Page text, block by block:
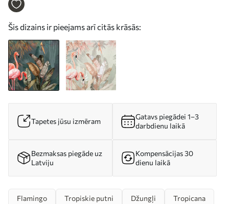
Šis dizains ir pieejams arī citās krāsās:
Tapetes jūsu izmēram
Gatavs piegādei 1–3
darbdienu laikā
Bezmaksas piegāde uz
Latviju
Kompensācijas 30
dienu laikā
Flamingo Tropiskie putni Džungļi Tropicana